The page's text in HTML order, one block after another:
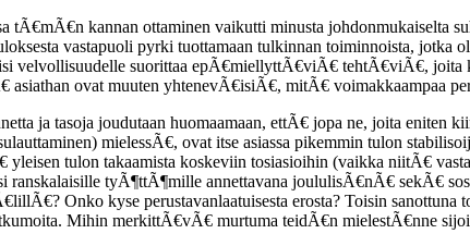
tÃ€mÃ€n kannan ottaminen vaikutti minusta johdonmukaiselta
vastapuoli pyrki tuottamaan tulkinnan toiminnoista, jotka
velvollisuudelle suorittaa epÃ€miellyttÃ€viÃ€ tehtÃ€viÃ€,
ovat muuten yhtenevÃ€isiÃ€, mitÃ€ voimakkaampaa
ja tasoja joudutaan huomaamaan, ettÃ€ jopa ne, joita eniten
mielessÃ€, ovat itse asiassa pikemmin tulon
tulon takaamista koskeviin tosiasioihin (vaikka niitÃ€
tyÃ¶ttÃ¶mille annettavana joululisÃ€nÃ€ sekÃ€
Onko kyse perustavanlaatuisesta erosta? Toisin sanottuna
Mihin merkittÃ€vÃ€ murtuma teidÃ€n mielestÃ€nne